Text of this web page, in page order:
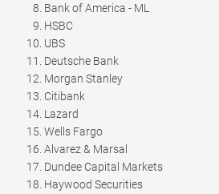
Bank of America - ML
HSBC
UBS
Deutsche Bank
Morgan Stanley
Citibank
Lazard
Wells Fargo
Alvarez & Marsal
Dundee Capital Markets
Haywood Securities